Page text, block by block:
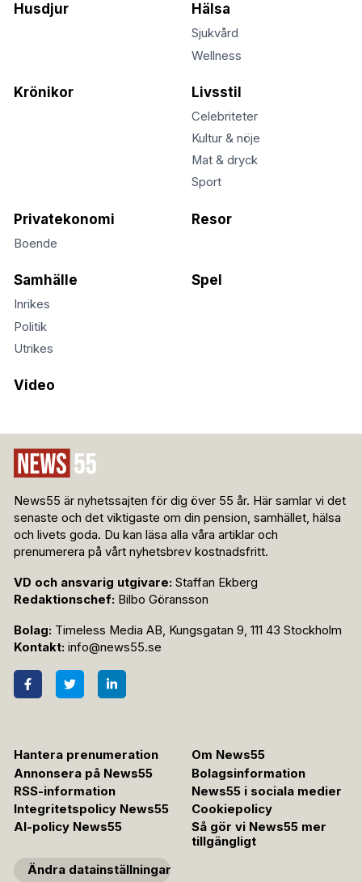
Husdjur Hälsa
Sjukvård
Wellness
Krönikor Livsstil
Celebriteter
Kultur & nöje
Mat & dryck
Sport
Privatekonomi
Boende
Resor
Samhälle
Inrikes
Politik
Utrikes
Spel
Video
News55 är nyhetssajten för dig över 55 år. Här samlar vi det
senaste och det viktigaste om din pension, samhället, hälsa
och livets goda. Du kan läsa alla våra artiklar och
prenumerera på vårt nyhetsbrev kostnadsfritt.
VD och ansvarig utgivare: Staffan Ekberg
Redaktionschef: Bilbo Göransson
Bolag: Timeless Media AB, Kungsgatan 9, 111 43 Stockholm
Kontakt: info@news55.se
Hantera prenumeration
Om News55
Annonsera på News55
Bolagsinformation
RSS-information
News55 i sociala medier
Integritetspolicy News55
Cookiepolicy
AI-policy News55
Så gör vi News55 mer
tillgängligt
Ändra datainställningar